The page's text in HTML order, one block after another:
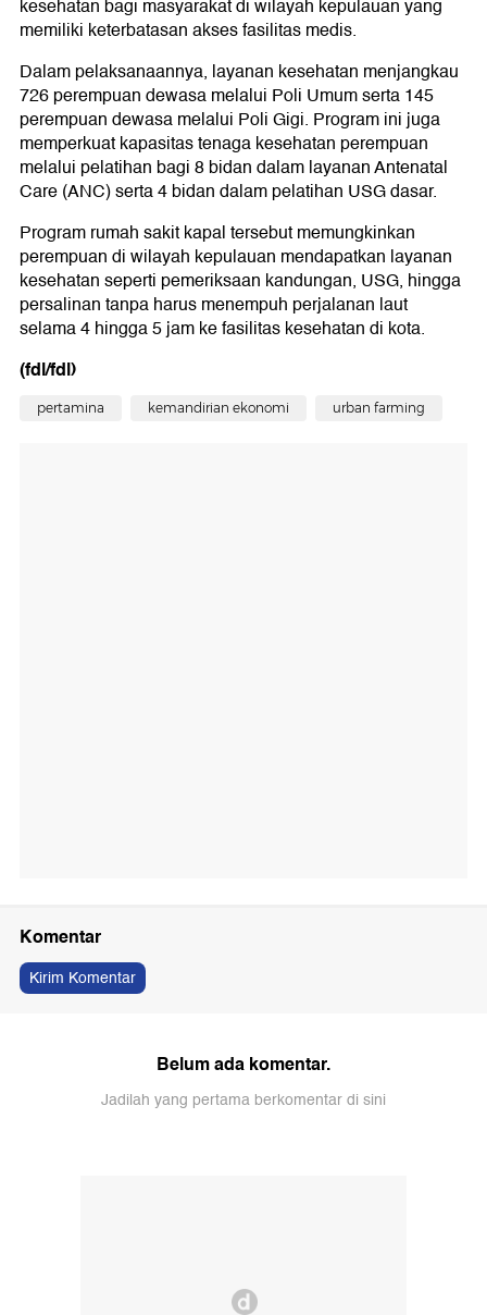
kesehatan bagi masyarakat di wilayah kepulauan yang
memiliki keterbatasan akses fasilitas medis.
Dalam pelaksanaannya, layanan kesehatan menjangkau
726 perempuan dewasa melalui Poli Umum serta 145
perempuan dewasa melalui Poli Gigi. Program ini juga
memperkuat kapasitas tenaga kesehatan perempuan
melalui pelatihan bagi 8 bidan dalam layanan Antenatal
Care (ANC) serta 4 bidan dalam pelatihan USG dasar.
Program rumah sakit kapal tersebut memungkinkan
perempuan di wilayah kepulauan mendapatkan layanan
kesehatan seperti pemeriksaan kandungan, USG, hingga
persalinan tanpa harus menempuh perjalanan laut
selama 4 hingga 5 jam ke fasilitas kesehatan di kota.
(fdl/fdl)
pertamina kemandirian ekonomi urban farming
Komentar
Kirim Komentar
Belum ada komentar.
Jadilah yang pertama berkomentar di sini